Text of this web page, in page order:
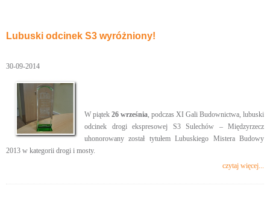
Lubuski odcinek S3 wyróżniony!
30-09-2014
W piątek 26 września, podczas XI Gali Budownictwa, lubuski
odcinek drogi ekspresowej S3 Sulechów – Międzyrzecz
uhonorowany został tytułem Lubuskiego Mistera Budowy
2013 w kategorii drogi i mosty.
czytaj więcej...